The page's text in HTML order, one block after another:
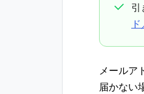
引
メールア
届かない